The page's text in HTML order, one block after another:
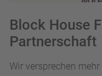
Block House
Partnerschaft
Wir versprechen